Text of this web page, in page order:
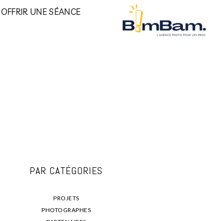
OFFRIR UNE SÉANCE
PAR CATÉGORIES
PROJETS
PHOTOGRAPHES